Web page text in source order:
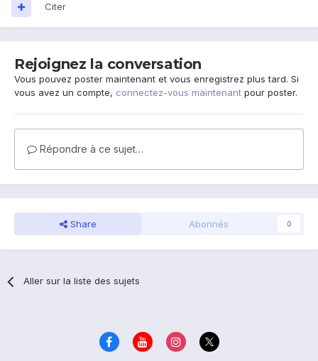
Citer
Rejoignez la conversation
Vous pouvez poster maintenant et vous enregistrez plus tard. Si
vous avez un compte, connectez-vous maintenant pour poster.
Répondre à ce sujet…
Share Abonnés 0
Aller sur la liste des sujets